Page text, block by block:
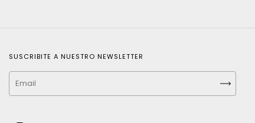
SUSCRIBITE A NUESTRO NEWSLETTER